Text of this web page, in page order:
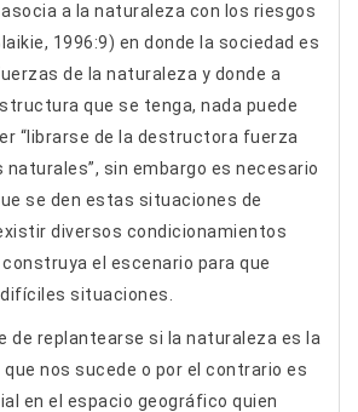
a la naturaleza con los riesgos
1996:9) en donde la sociedad es
de la naturaleza y donde a
que se tenga, nada puede
“librarse de la destructora fuerza
sin embargo es necesario
se den estas situaciones de
diversos condicionamientos
el escenario para que
situaciones.
de replantearse si la naturaleza es la
nos sucede o por el contrario es
en el espacio geográfico quien